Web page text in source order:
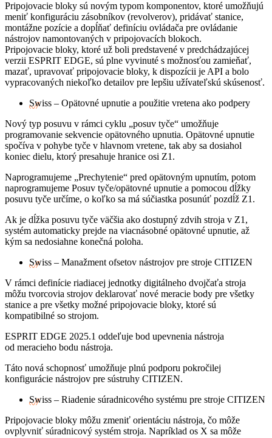
Pripojovacie bloky sú novým typom komponentov, ktoré umožňujú
meniť konfiguráciu zásobníkov (revolverov), pridávať stanice,
montážne pozície a dopĺňať definíciu ovládača pre ovládanie
nástrojov namontovaných v pripojovacích blokoch.
Pripojovacie bloky, ktoré už boli predstavené v predchádzajúcej
verzii ESPRIT EDGE, sú plne vyvinuté s možnosťou zamieňať,
mazať, upravovať pripojovacie bloky, k dispozícii je API a bolo
vypracovaných niekoľko detailov pre lepšiu užívateľskú skúsenosť.
Swiss – Opätovné upnutie a použitie vretena ako podpery
Nový typ posuvu v rámci cyklu „posuv tyče“ umožňuje
programovanie sekvencie opätovného upnutia. Opätovné upnutie
spočíva v pohybe tyče v hlavnom vretene, tak aby sa dosiahol
koniec dielu, ktorý presahuje hranice osi Z1.
Naprogramujeme „Prechytenie“ pred opätovným upnutím, potom
naprogramujeme Posuv tyče/opätovné upnutie a pomocou dĺžky
posuvu tyče určíme, o koľko sa má súčiastka posunúť pozdĺž Z1.
Ak je dĺžka posuvu tyče väčšia ako dostupný zdvih stroja v Z1,
systém automaticky prejde na viacnásobné opätovné upnutie, až
kým sa nedosiahne konečná poloha.
Swiss – Manažment ofsetov nástrojov pre stroje CITIZEN
V rámci definície riadiacej jednotky digitálneho dvojčaťa stroja
môžu tvorcovia strojov deklarovať nové meracie body pre všetky
stanice a pre všetky možné pripojovacie bloky, ktoré sú
kompatibilné so strojom.
ESPRIT EDGE 2025.1 oddeľuje bod upevnenia nástroja
od meracieho bodu nástroja.
Táto nová schopnosť umožňuje plnú podporu pokročilej
konfigurácie nástrojov pre sústruhy CITIZEN.
Swiss – Riadenie súradnicového systému pre stroje CITIZEN
Pripojovacie bloky môžu zmeniť orientáciu nástroja, čo môže
ovplyvniť súradnicový systém stroja. Napríklad os X sa môže